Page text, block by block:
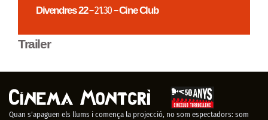
Divendres 22– 21.30 –Cine Club
Trailer
Quan s’apaguen els llums i comença la projecció, no som espectadors: som